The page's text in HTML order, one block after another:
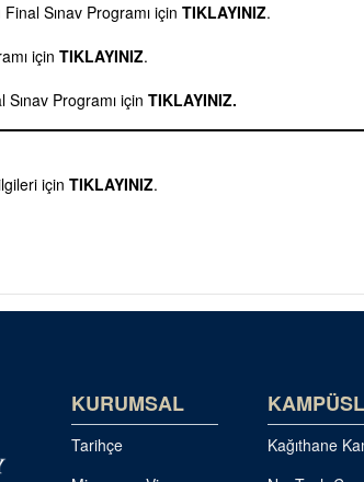
Sınav Programı için TIKLAYINIZ.
için TIKLAYINIZ.
Programı için TIKLAYINIZ.
için TIKLAYINIZ.
KURUMSAL
Tarihçe
Kağıthane